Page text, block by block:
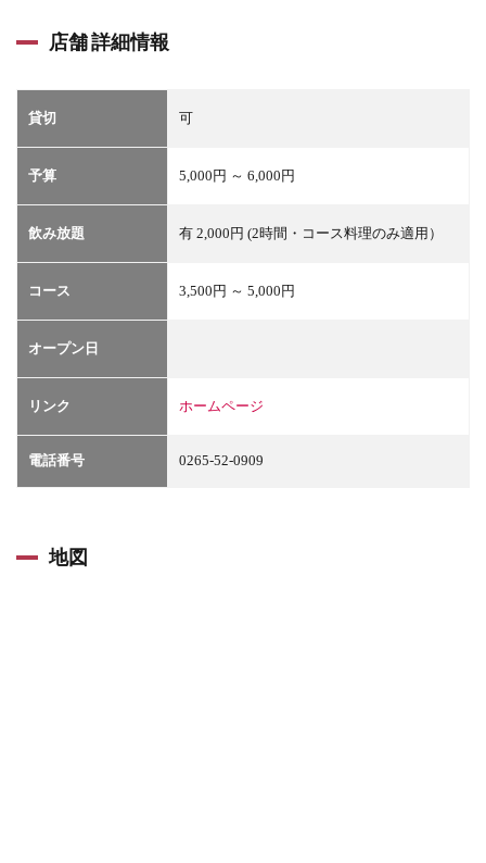
店舗 詳細情報
貸切 可
予算 5,000円 ～ 6,000円
飲み放題 有 2,000円 (2時間・コース料理のみ適用）
コース 3,500円 ～ 5,000円
オープン日
リンク ホームページ
電話番号 0265-52-0909
地図